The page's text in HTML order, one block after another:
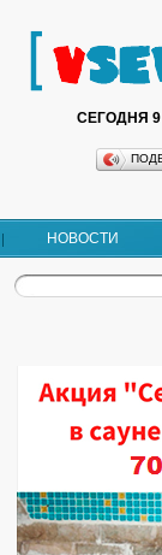
СЕГОДНЯ
НОВОСТИ